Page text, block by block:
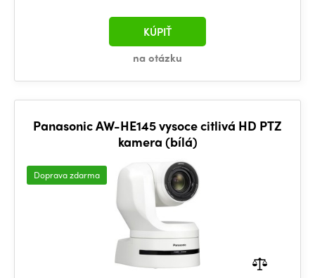
na otázku
KÚPIŤ
Panasonic AW-HE145 vysoce citlivá HD PTZ
kamera (bílá)
Doprava zdarma